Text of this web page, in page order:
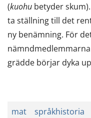
(kuohu betyder
ta ställning till det
ny benämning. För
grädde börjar dyka
mat språkhistoria